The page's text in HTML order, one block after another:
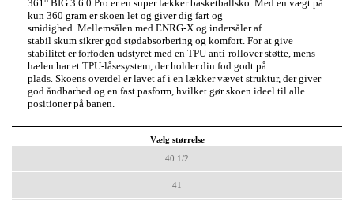
361° BIG 3 6.0 Pro er en super lækker basketballsko. Med en vægt på
kun 360 gram er skoen let og giver dig fart og
smidighed. Mellemsålen med ENRG-X og indersåler af
stabil skum sikrer god stødabsorbering og komfort. For at give
stabilitet er forfoden udstyret med en TPU anti-rollover støtte, mens
hælen har et TPU-låsesystem, der holder din fod godt på
plads. Skoens overdel er lavet af i en lækker vævet struktur, der giver
god åndbarhed og en fast pasform, hvilket gør skoen ideel til alle
positioner på banen.
Vælg størrelse
40 1/2
41